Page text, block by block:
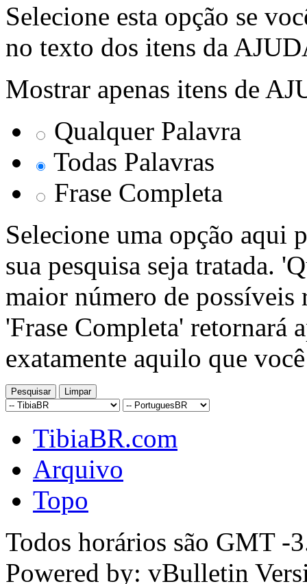
Selecione esta opção se
no texto dos itens da
Mostrar apenas itens de
Qualquer Palavra
Todas Palavras
Frase Completa
Selecione uma opção aqui
sua pesquisa seja tratada.
maior número de possíveis
'Frase Completa' retornará
exatamente aquilo que
TibiaBR.com
Arquivo
Topo
Todos horários são GMT -
Powered by: vBulletin